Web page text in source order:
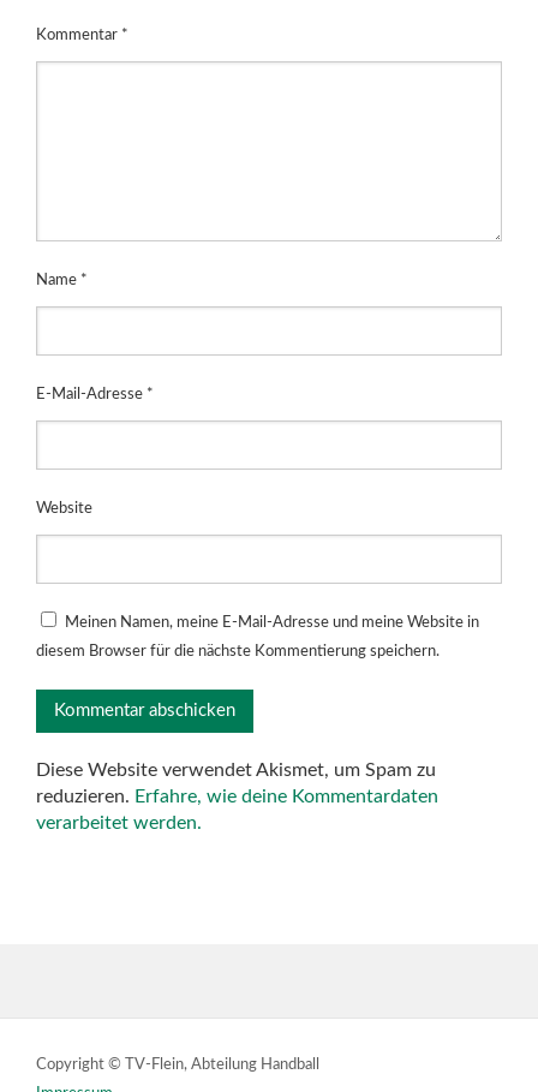
Kommentar *
Name *
E-Mail-Adresse *
Website
Meinen Namen, meine E-Mail-Adresse und meine Website in
diesem Browser für die nächste Kommentierung speichern.
Diese Website verwendet Akismet, um Spam zu
reduzieren. Erfahre, wie deine Kommentardaten
verarbeitet werden.
Copyright © TV-Flein, Abteilung Handball